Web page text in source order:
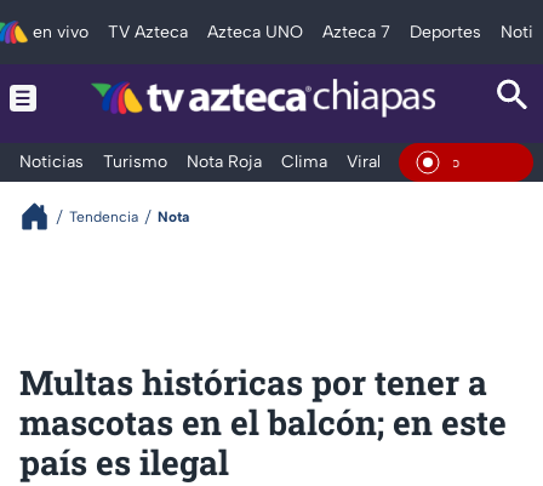
en vivo TV Azteca Azteca UNO Azteca 7 Deportes
Noticias Turismo Nota Roja Clima Viral y Tendencia En Vivo
Tendencia Nota
Multas históricas por tener a
mascotas en el balcón; en este
país es ilegal